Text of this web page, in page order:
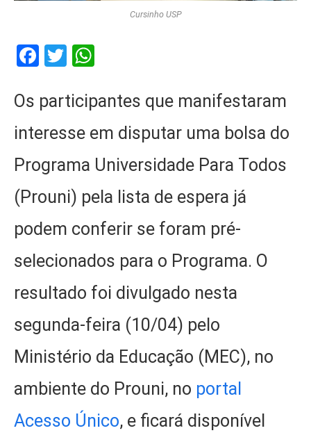
Cursinho USP
Facebook
Twitter
Os participantes que manifestaram
interesse em disputar uma bolsa do
Programa Universidade Para Todos
(Prouni) pela lista de espera já
podem conferir se foram pré-
selecionados para o Programa. O
resultado foi divulgado nesta
segunda-feira (10/04) pelo
Ministério da Educação (MEC), no
ambiente do Prouni, no portal
Acesso Único, e ficará disponível